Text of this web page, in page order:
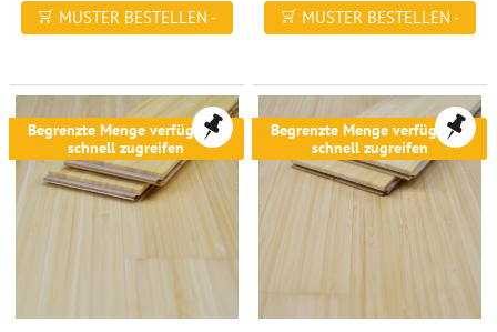
MUSTER BESTELLEN -
MUSTER BESTELLEN -
Begrenzte Menge verfügbar -
schnell zugreifen
Begrenzte Menge verfügbar -
schnell zugreifen